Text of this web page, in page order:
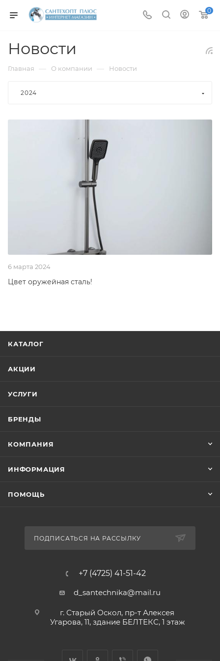
0
Новости
Главная — О компании — Новости
2024
6 марта 2024
Цвет оружейная сталь!
КАТАЛОГ
АКЦИИ
УСЛУГИ
БРЕНДЫ
КОМПАНИЯ
ИНФОРМАЦИЯ
ПОМОЩЬ
ПОДПИСАТЬСЯ НА РАССЫЛКУ
+7 (4725) 41-51-42
d_santechnika@mail.ru
г. Старый Оскол, пр-т Алексея
Угарова, 11, здание БЕЛТЕКС, 1 этаж